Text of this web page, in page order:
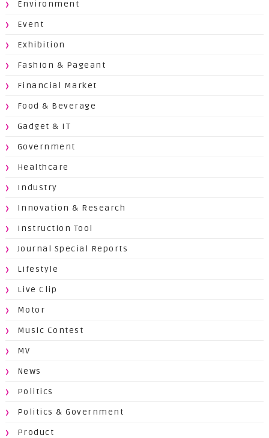
Environment
Event
Exhibition
Fashion & Pageant
Financial Market
Food & Beverage
Gadget & IT
Government
Healthcare
Industry
Innovation & Research
Instruction Tool
Journal Special Reports
Lifestyle
Live Clip
Motor
Music Contest
MV
News
Politics
Politics & Government
Product